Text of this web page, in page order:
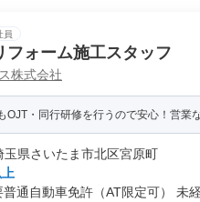
員
フォーム施工スタッフ
株式会社
OJT・同行研修を行うので安心！営業
玉県さいたま市北区宮原町
通自動車免許（AT限定可） 未